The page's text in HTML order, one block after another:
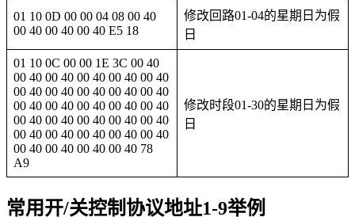
01 10 0D 00 00 04 08 00 40
00 40 00 40 00 40 E5 18
修改回路01-04的星期日为假
日
01 10 0C 00 00 1E 3C 00 40
00 40 00 40 00 40 00 40 00 40
00 40 00 40 00 40 00 40 00 40
00 40 00 40 00 40 00 40 00 40
00 40 00 40 00 40 00 40 00 40
00 40 00 40 00 40 00 40 00 40
00 40 00 40 00 40 00 40 78
A9
修改时段01-30的星期日为假
日
常用开/关控制协议地址1-9举例